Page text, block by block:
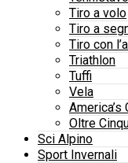
Tiro a volo
Tiro a
Tiro con
Triathlon
Tuffi
Vela
America’s
Oltre
Sci Alpino
Sport Invernali